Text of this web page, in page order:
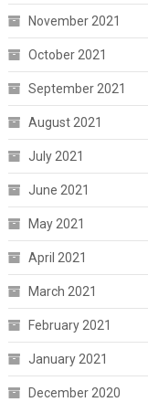
November 2021
October 2021
September 2021
August 2021
July 2021
June 2021
May 2021
April 2021
March 2021
February 2021
January 2021
December 2020